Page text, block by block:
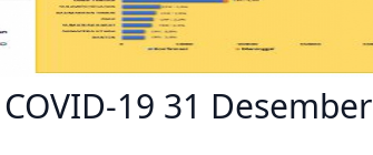
19 31 Desember